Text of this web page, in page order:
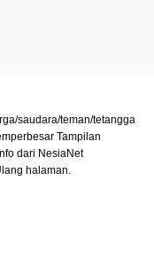
saudara/teman/tetangga
Tampilan
dari NesiaNet
halaman.